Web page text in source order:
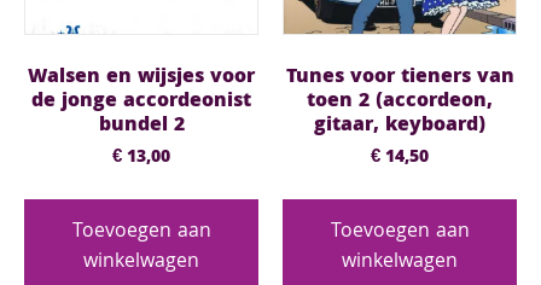
Walsen en wijsjes voor
de jonge accordeonist
bundel 2
€13,00
Toevoegen aan
winkelwagen
Tunes voor tieners van
toen 2 (accordeon,
gitaar, keyboard)
€14,50
Toevoegen aan
winkelwagen